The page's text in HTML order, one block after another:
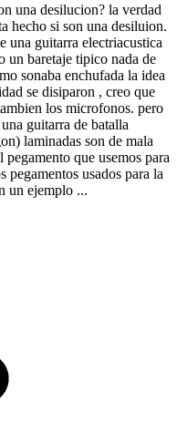
una desilucion? la verdad
hecho si son una desiluion.
una guitarra electriacustica
un baretaje tipico nada de
sonaba enchufada la idea
se disiparon , creo que
los microfonos. pero
guitarra de batalla
laminadas son de mala
que usemos para
pegamentos usados para la
un ejemplo ...